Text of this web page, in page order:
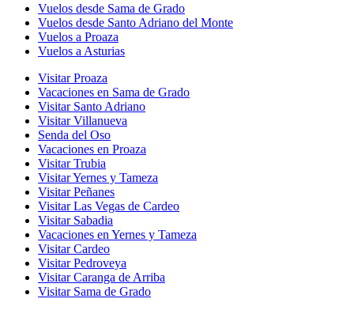
Vuelos desde Sama de Grado
Vuelos desde Santo Adriano del Monte
Vuelos a Proaza
Vuelos a Asturias
Visitar Proaza
Vacaciones en Sama de Grado
Visitar Santo Adriano
Visitar Villanueva
Senda del Oso
Vacaciones en Proaza
Visitar Trubia
Visitar Yernes y Tameza
Visitar Peñanes
Visitar Las Vegas de Cardeo
Visitar Sabadia
Vacaciones en Yernes y Tameza
Visitar Cardeo
Visitar Pedroveya
Visitar Caranga de Arriba
Visitar Sama de Grado